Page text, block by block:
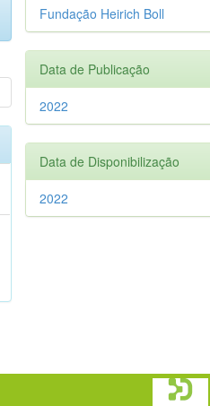
Fundação Heirich Boll
Data de Publicação
2022
Data de Disponibilização
2022